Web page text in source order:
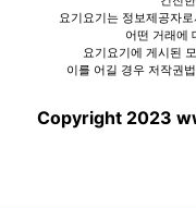
요기요기는 정보제공자
어떤 거래에
요기요기에 게시된
이를 어길 경우 저작권
Copyright 2023